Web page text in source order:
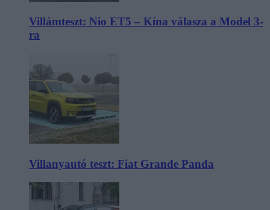
Villámteszt: Nio ET5 – Kína válasza a Model 3-
ra
Villanyautó teszt: Fiat Grande Panda